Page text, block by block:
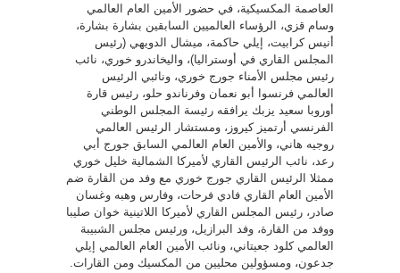
العاصمة المكسيكية، في حضور الأمين العام العالمي
وسام قزي، الرؤساء العالميين السابقين بشارة بشارة،
أنيس كرابيت، إيلي حاكمة، ميشال الدويهي (رئيس
المجلس القاري في أوستراليا)، واليخاندرو خوري، نائب
رئيس مجلس الأمناء جورج خوري، ونائبي الرئيس
العالمي فرنسوا أبو نعمان وفرناندو حلو، رئيس قارة
أوروبا سعيد يزبك يرافقه رئيسة المجلس الوطني
الفرنسي أرتميز كيروز، ومستشار الرئيس العالمي
روجيه هاني، والأمين العام العالمي السابق جورج أبي
رعد، نائب الرئيس القاري لأميركا الشمالية خليل خوري
ممثلا الرئيس القاري جورج خوري مع وفد من القارة ضم
الأمين العام القاري فادي فرحات، وفارس وهبه وغسان
صادر، رئيس المجلس القاري لأميركا اللاتينية خوان صليبا
ووفد من القارة، وفد البرازيل، ورئيس مجلس الشبيبة
العالمي كلود جعيتاني، ونائب الأمين العام العالمي إيلي
جدعون، ومسؤولين محليين من المكسيك ومن القارات.